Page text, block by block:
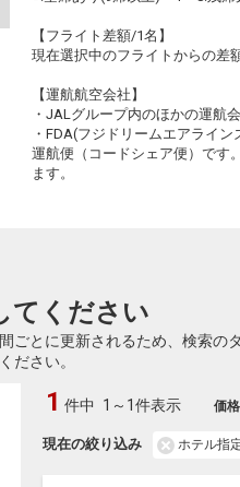
2210便
乗継便あり
14:55
【フライト差額/1名】
現在選択中のフライトからの差
【運航航空会社】
・JALグループ内のほかの運航
・FDA(フジドリームエアライ
運航便（コードシェア便）です
ます。
てください
ごとに更新されるため、検索
ださい。
現在の絞り込み ホテル指
1 件中 1～1件表示 価